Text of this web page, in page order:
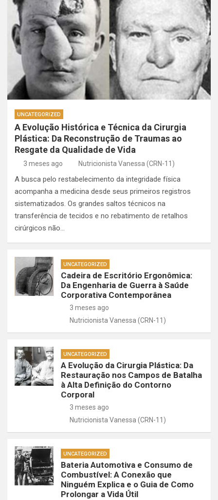
UNCATEGORIZED
A Evolução Histórica e Técnica da Cirurgia
Plástica: Da Reconstrução de Traumas ao
Resgate da Qualidade de Vida
3 meses ago Nutricionista Vanessa (CRN-11)
A busca pelo restabelecimento da integridade física
acompanha a medicina desde seus primeiros registros
sistematizados. Os grandes saltos técnicos na
transferência de tecidos e no rebatimento de retalhos
cirúrgicos não…
UNCATEGORIZED
Cadeira de Escritório Ergonômica:
Da Engenharia de Guerra à Saúde
Corporativa Contemporânea
3 meses ago
Nutricionista Vanessa (CRN-11)
UNCATEGORIZED
A Evolução da Cirurgia Plástica: Da
Restauração nos Campos de Batalha
à Alta Definição do Contorno
Corporal
3 meses ago
Nutricionista Vanessa (CRN-11)
UNCATEGORIZED
Bateria Automotiva e Consumo de
Combustível: A Conexão que
Ninguém Explica e o Guia de Como
Prolongar a Vida Útil